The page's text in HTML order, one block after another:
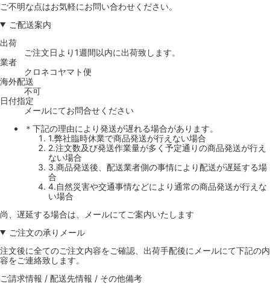
ご不明な点はお気軽にお問い合わせください。
ご配送案内
出荷
ご注文日より1週間以内に出荷致します。
業者
クロネコヤマト便
海外配送
不可
日付指定
メールにてお問合せください
＊下記の理由により発送が遅れる場合があります。
1.弊社臨時休業で商品発送が行えない場合
2.注文数及び発送作業量が多く予定通りの商品発送が行え
ない場合
3.商品発送後、配送業者側の事情により配送が遅延する場
合
4.自然災害や交通事情などにより通常の商品発送が行えな
い場合
尚、遅延する場合は、メールにてご案内いたします
ご注文の承りメール
注文後に全てのご注文内容をご確認、出荷手配後にメールにて下記の内
容をご連絡致します。
ご請求情報 / 配送先情報 / その他備考